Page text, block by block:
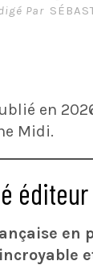
Par
en
Midi.
éditeur
en